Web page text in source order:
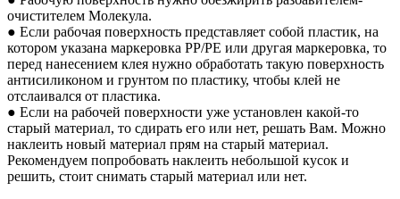
очистителем Молекула.
● Если рабочая поверхность представляет собой пластик, на
котором указана маркеровка PP/PE или другая маркеровка, то
перед нанесением клея нужно обработать такую поверхность
антисиликоном и грунтом по пластику, чтобы клей не
отслаивался от пластика.
● Если на рабочей поверхности уже установлен какой-то
старый материал, то сдирать его или нет, решать Вам. Можно
наклеить новый материал прям на старый материал.
Рекомендуем попробовать наклеить небольшой кусок и
решить, стоит снимать старый материал или нет.